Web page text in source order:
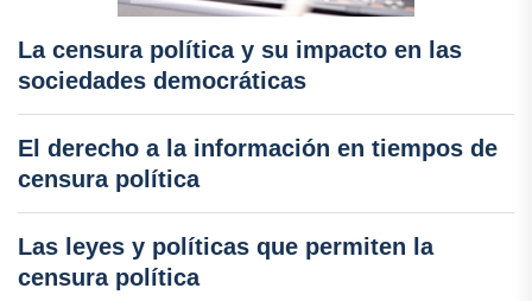
La censura política y su impacto en las
sociedades democráticas
El derecho a la información en tiempos de
censura política
Las leyes y políticas que permiten la
censura política